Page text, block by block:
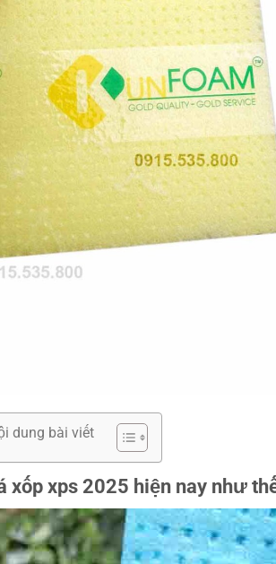
dung bài viết
xốp xps 2025 hiện nay như